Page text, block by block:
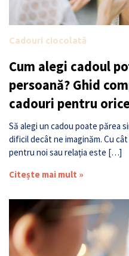
Cadouri ciocolată
Cum alegi cadoul
persoană? Ghid
cadouri pentru
Să alegi un cadou poate părea
dificil decât ne imaginăm. Cu
pentru noi sau relația este […]
Citește mai mult »